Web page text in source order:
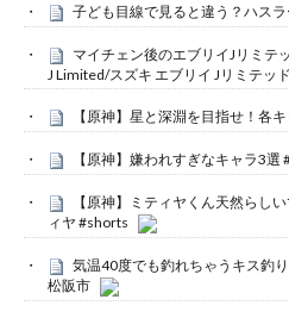
子ども目線で見ると違う？ハス
マイチェン後のエブリイJリミテ
J Limited/スズキ エブリイ Jリミテッド,
【原神】星と深淵を目指せ！各
【原神】嫌われすぎなキャラ3
【原神】ミティヤくん天然らし
ィヤ #shorts
気温40度でも釣れちゃうキス釣
松阪市